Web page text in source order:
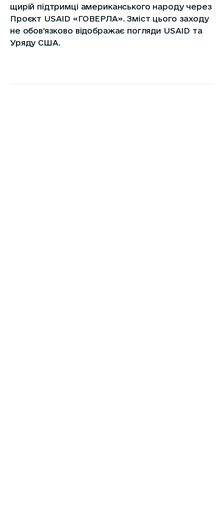
щирій підтримці американського народу через
Проєкт USAID «ГОВЕРЛА». Зміст цього заходу
не обов’язково відображає погляди USAID та
Уряду США.